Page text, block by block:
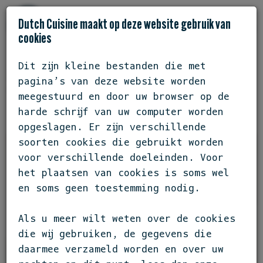
ZUID-HOLLAND / WATERINGEN
TRIPTYQUE
Dutch Cuisine maakt op deze website gebruik van
cookies
Dit zijn kleine bestanden die met
pagina’s van deze website worden
meegestuurd en door uw browser op de
harde schrijf van uw computer worden
opgeslagen. Er zijn verschillende
soorten cookies die gebruikt worden
voor verschillende doeleinden. Voor
het plaatsen van cookies is soms wel
en soms geen toestemming nodig.
Als u meer wilt weten over de cookies
die wij gebruiken, de gegevens die
daarmee verzameld worden en over uw